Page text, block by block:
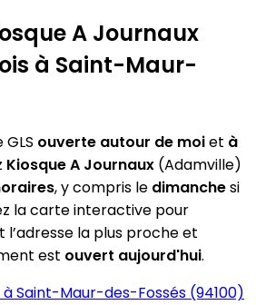
A Journaux
à Saint-Maur-
ouverte autour de moiet à
Kiosque A Journaux (Adamville)
, y compris le dimanchesi
la carte interactive pour
la plus proche et
est ouvert aujourd'hui.
Saint-Maur-des-Fossés (94100)